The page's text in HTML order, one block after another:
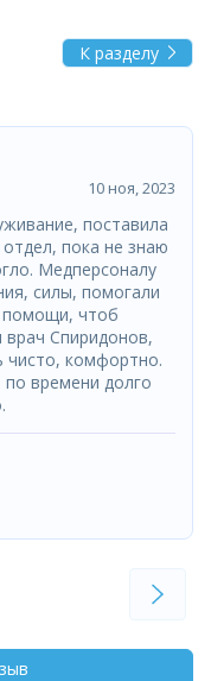
К разделу
10 ноя, 2023
поставила
пока не знаю
Медперсоналу
силы, помогали
чтоб
Спиридонов,
чисто, комфортно.
времени долго